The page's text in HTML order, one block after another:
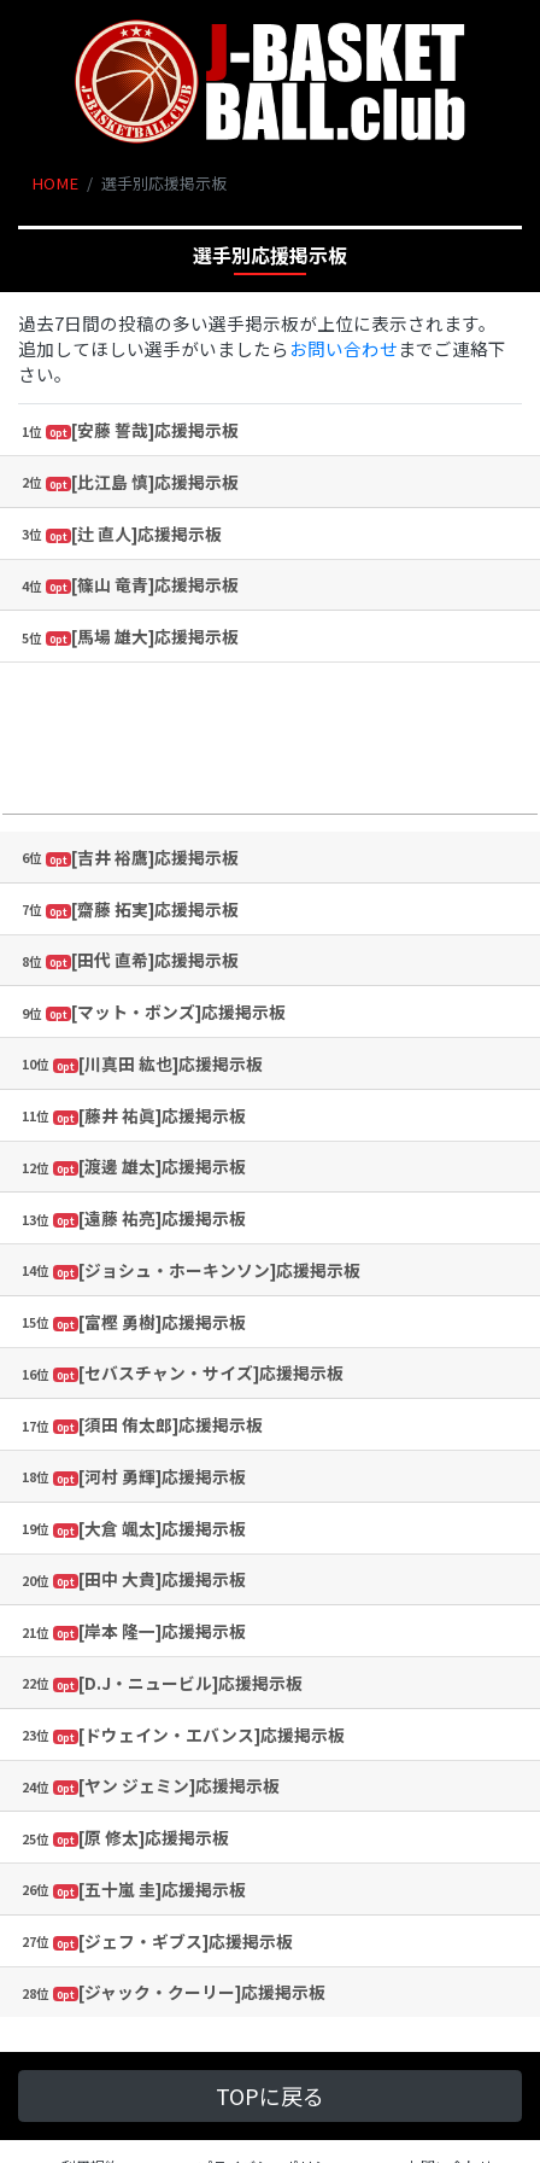
HOME 選手別応援掲示板
選手別応援掲示板
過去7日間の投稿の多い選手掲示板が上位に表示されます。
追加してほしい選手がいましたら お問い合わせまでご連絡下
さい。
1位 0pt [安藤 誓哉]応援掲示板
2位 0pt [比江島 慎]応援掲示板
3位 0pt [辻 直人]応援掲示板
4位 0pt [篠山 竜青]応援掲示板
5位 0pt [馬場 雄大]応援掲示板
6位 0pt [吉井 裕鷹]応援掲示板
7位 0pt [齋藤 拓実]応援掲示板
8位 0pt [田代 直希]応援掲示板
9位 0pt [マット・ボンズ]応援掲示板
10位 0pt [川真田 紘也]応援掲示板
11位 0pt [藤井 祐眞]応援掲示板
12位 0pt [渡邊 雄太]応援掲示板
13位 0pt [遠藤 祐亮]応援掲示板
14位 0pt [ジョシュ・ホーキンソン]応援掲示板
15位 0pt [富樫 勇樹]応援掲示板
16位 0pt [セバスチャン・サイズ]応援掲示板
17位 0pt [須田 侑太郎]応援掲示板
18位 0pt [河村 勇輝]応援掲示板
19位 0pt [大倉 颯太]応援掲示板
20位 0pt [田中 大貴]応援掲示板
21位 0pt [岸本 隆一]応援掲示板
22位 0pt [D.J・ニュービル]応援掲示板
23位 0pt [ドウェイン・エバンス]応援掲示板
24位 0pt [ヤン ジェミン]応援掲示板
25位 0pt [原 修太]応援掲示板
26位 0pt [五十嵐 圭]応援掲示板
27位 0pt [ジェフ・ギブス]応援掲示板
28位 0pt [ジャック・クーリー]応援掲示板
TOPに戻る